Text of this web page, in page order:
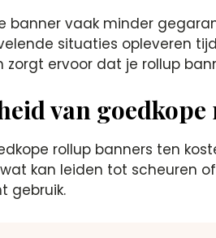
banner vaak minder
situaties opleveren
ervoor dat je rollup
van
rollup banners ten
kan leiden tot scheuren
gebruik.